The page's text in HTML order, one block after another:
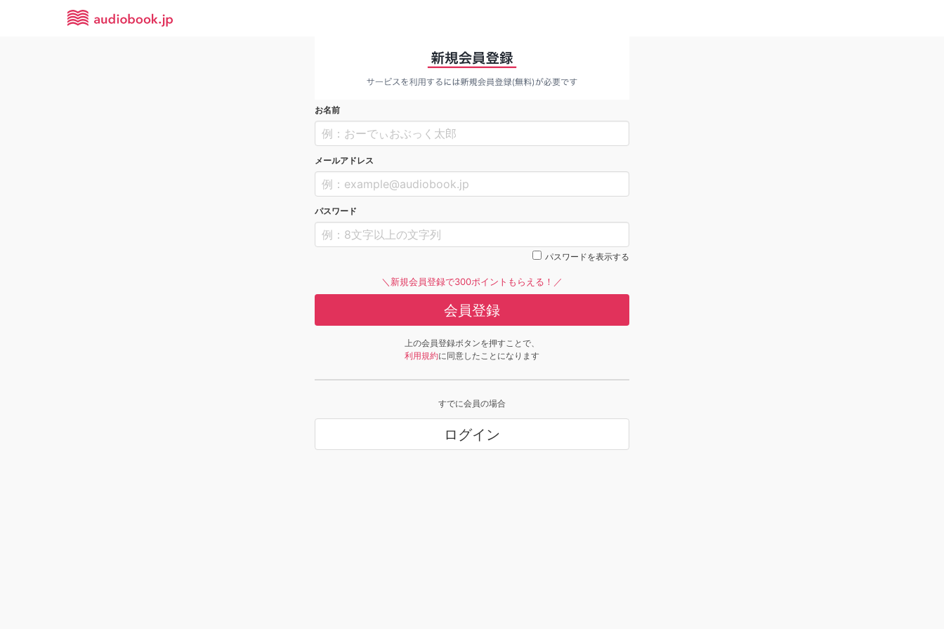
お名前
メールアドレス
パスワード
パスワードを表示する
＼新規会員登録で300ポイントもらえる！／
会員登録
上の会員登録ボタンを押すことで、
利用規約に同意したことになります
すでに会員の場合
ログイン